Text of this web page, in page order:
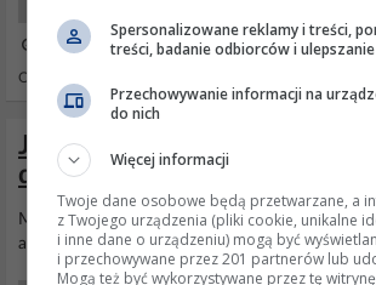
17 Sty 2019 14:31
Odpowiedzi: 8 Wyświetleń: 27108
Jak zrealizować projekt
drzwi przesuwnych?
Może ma ktos propozycje jak zrealizowac
automatycznymidrzwiamiprzesuwnymi???
Spersonalizowane reklamy i treści,
treści, badanie odbiorców i ulepszanie
Przechowywanie informacji na
do nich
Więcej informacji
Twoje dane osobowe będą przetwarzane, a
z Twojego urządzenia (pliki cookie, unikalne
i inne dane o urządzeniu) mogą być
i przechowywane przez 201 partnerów lub
Mogą też być wykorzystywane przez tę